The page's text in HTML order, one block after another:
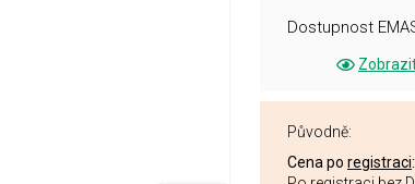
Dostupnost
Původně:
Cena po registraci: